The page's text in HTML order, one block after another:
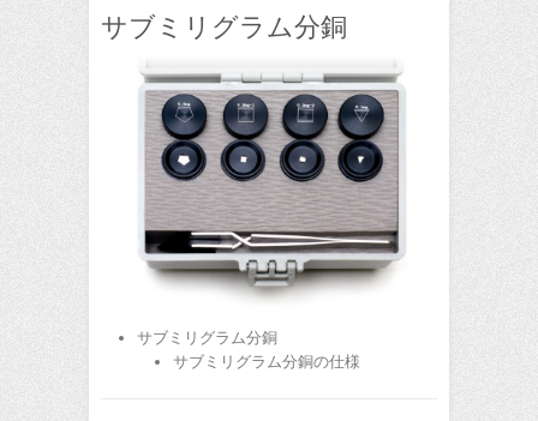
サブミリグラム分銅
サブミリグラム分銅
サブミリグラム分銅の仕様